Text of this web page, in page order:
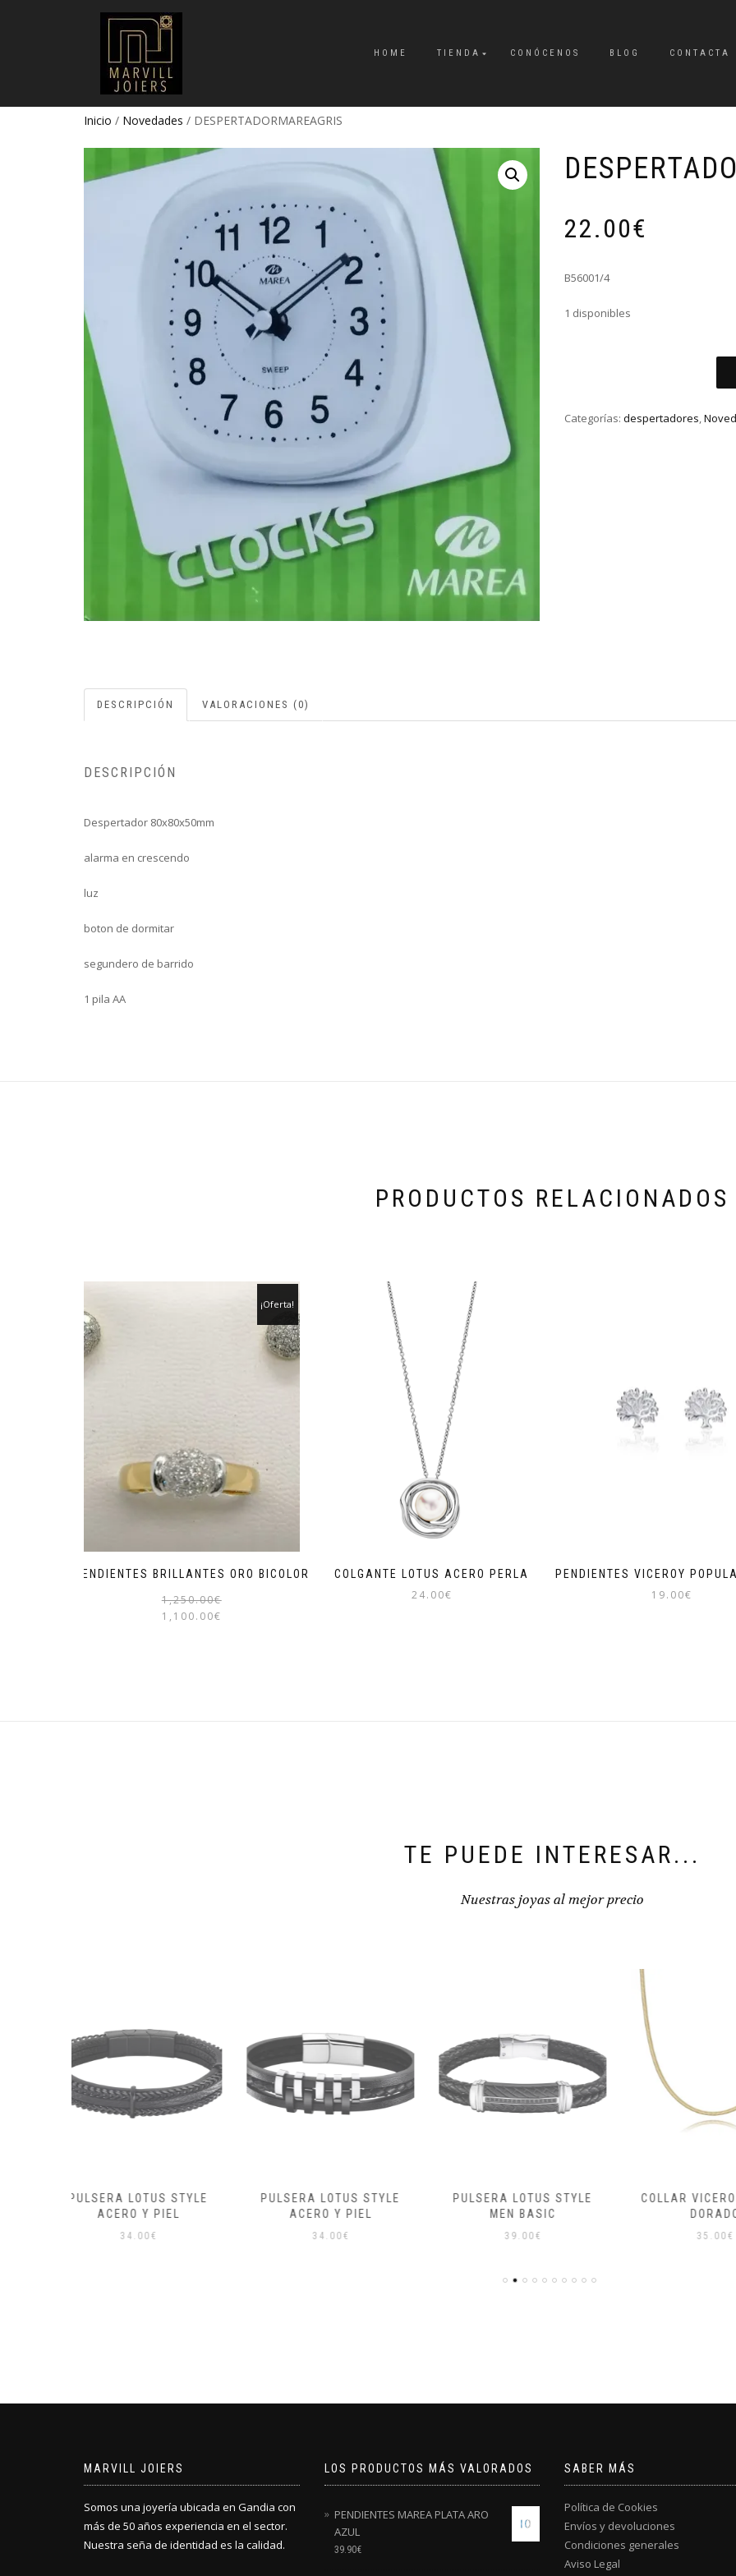
HOME TIENDA CONÓCENOS BLOG CONTACTA
Inicio / Novedades / DESPERTADORMAREAGRIS
22.00€
B56001/4
1 disponibles
Categorías: despertadores,
DESCRIPCIÓN VALORACIONES (0)
DESCRIPCIÓN
Despertador 80x80x50mm
alarma en crescendo
luz
boton de dormitar
segundero de barrido
1 pila AA
PRODUCTOS RELACIONADOS
PENDIENTES BRILLANTES ORO BICOLOR
¡Oferta!
1,250.00€
1,100.00€
COLGANTE LOTUS ACERO PERLA
24.00€
PENDIENTES VICEROY
19.00€
TE PUEDE INTERESAR...
Nuestras joyas al mejor precio
PULSERA LOTUS STYLE
ACERO Y PIEL
34.00
PULSERA LOTUS STYLE
MEN BASIC
39.00
COLLAR VICEROY ACERO
DORADO
35.00
PULSERA
MARVILL JOIERS
Somos una joyería ubicada en Gandia con
más de 50 años experiencia en el sector.
Nuestra seña de identidad es la calidad.
LOS PRODUCTOS MÁS VALORADOS
PENDIENTES MAREA PLATA ARO
AZUL
39.90€
SABER MÁS
Política de Cookies
Envíos y devoluciones
Condiciones generales
Aviso Legal